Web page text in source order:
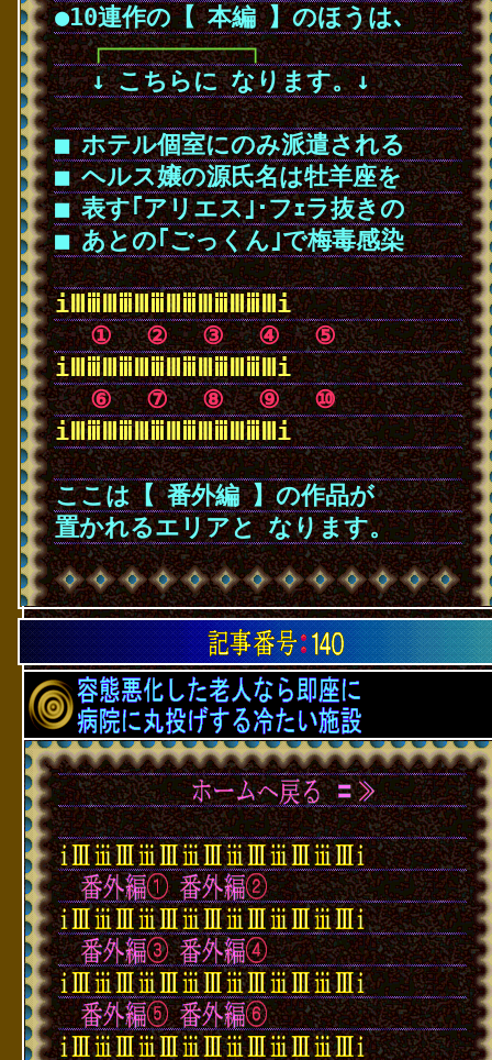
●10連作の【･本編･】のほうは､
･･･┌──────────┐
･･･↓･こちらに･なります。↓
･
■･ホテル個室にのみ派遣される
■･ヘルス嬢の源氏名は牡羊座を
■･表す｢アリエス｣･フｪラ抜きの
■･あとの｢ごっくん｣で梅毒感染
･
iⅢⅲⅢⅲⅢⅲⅢⅲⅢⅲⅢⅲⅢi
･･ ① ･ ② ･ ③ ･ ④ ･ ⑤
iⅢⅲⅢⅲⅢⅲⅢⅲⅢⅲⅢⅲⅢi
･･ ⑥ ･ ⑦ ･ ⑧ ･ ⑨ ･ ⑩
iⅢⅲⅢⅲⅢⅲⅢⅲⅢⅲⅢⅲⅢi
･
ここは【･番外編･】の作品が
置かれるエリアと･なります。